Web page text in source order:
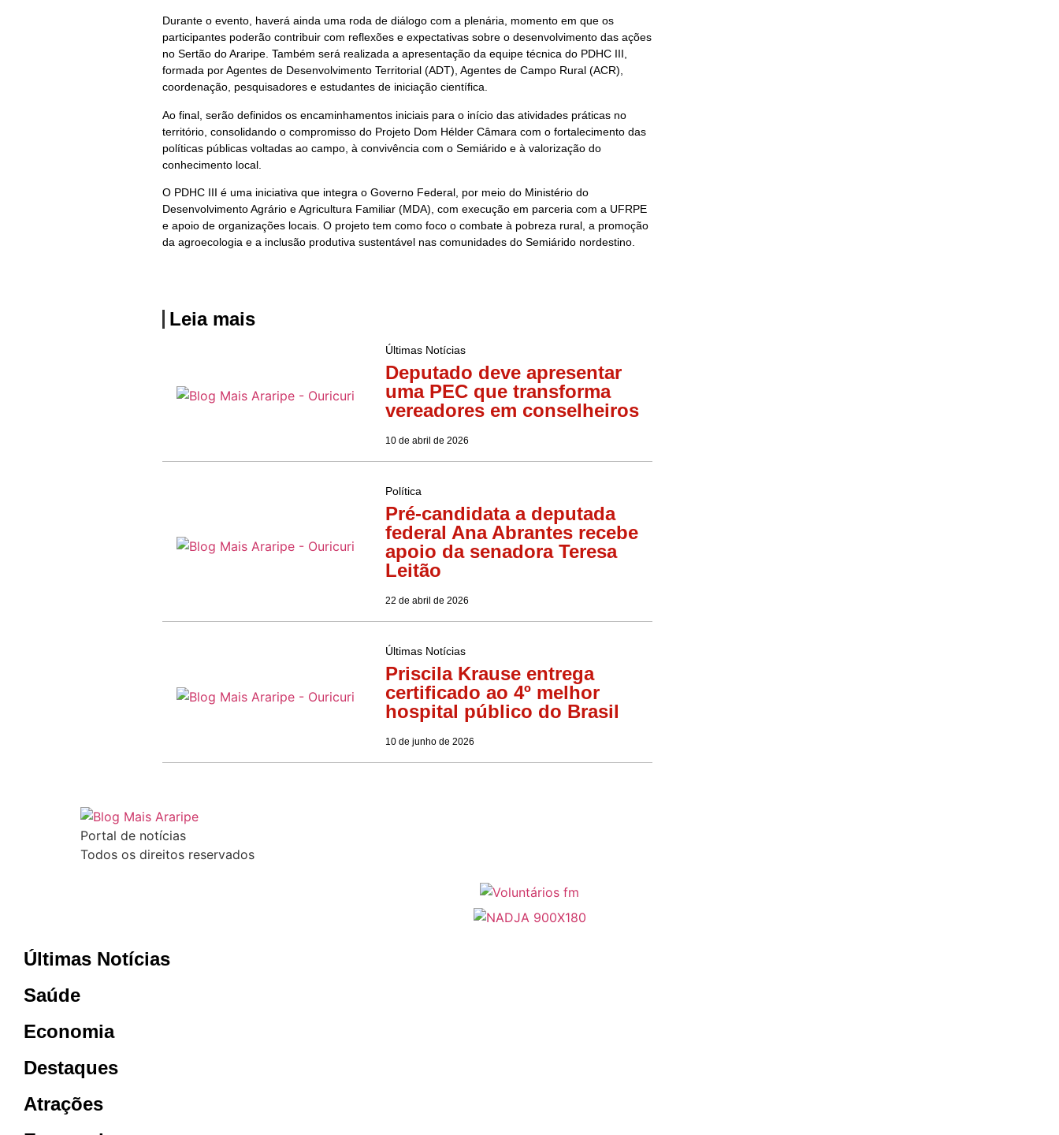
Durante o evento, haverá ainda uma roda de diálogo com a plenária, momento em que os
participantes poderão contribuir com reflexões e expectativas sobre o desenvolvimento das ações
no Sertão do Araripe. Também será realizada a apresentação da equipe técnica do PDHC III,
formada por Agentes de Desenvolvimento Territorial (ADT), Agentes de Campo Rural (ACR),
coordenação, pesquisadores e estudantes de iniciação científica.
Ao final, serão definidos os encaminhamentos iniciais para o início das atividades práticas no
território, consolidando o compromisso do Projeto Dom Hélder Câmara com o fortalecimento das
políticas públicas voltadas ao campo, à convivência com o Semiárido e à valorização do
conhecimento local.
O PDHC III é uma iniciativa que integra o Governo Federal, por meio do Ministério do
Desenvolvimento Agrário e Agricultura Familiar (MDA), com execução em parceria com a UFRPE
e apoio de organizações locais. O projeto tem como foco o combate à pobreza rural, a promoção
da agroecologia e a inclusão produtiva sustentável nas comunidades do Semiárido nordestino.
Leia mais
Últimas Notícias
Deputado deve apresentar
uma PEC que transforma
vereadores em conselheiros
10 de abril de 2026
Política
Pré-candidata a deputada
federal Ana Abrantes recebe
apoio da senadora Teresa
Leitão
22 de abril de 2026
Últimas Notícias
Priscila Krause entrega
certificado ao 4º melhor
hospital público do Brasil
10 de junho de 2026
Portal de notícias
Todos os direitos reservados
Últimas Notícias
Saúde
Economia
Destaques
Atrações